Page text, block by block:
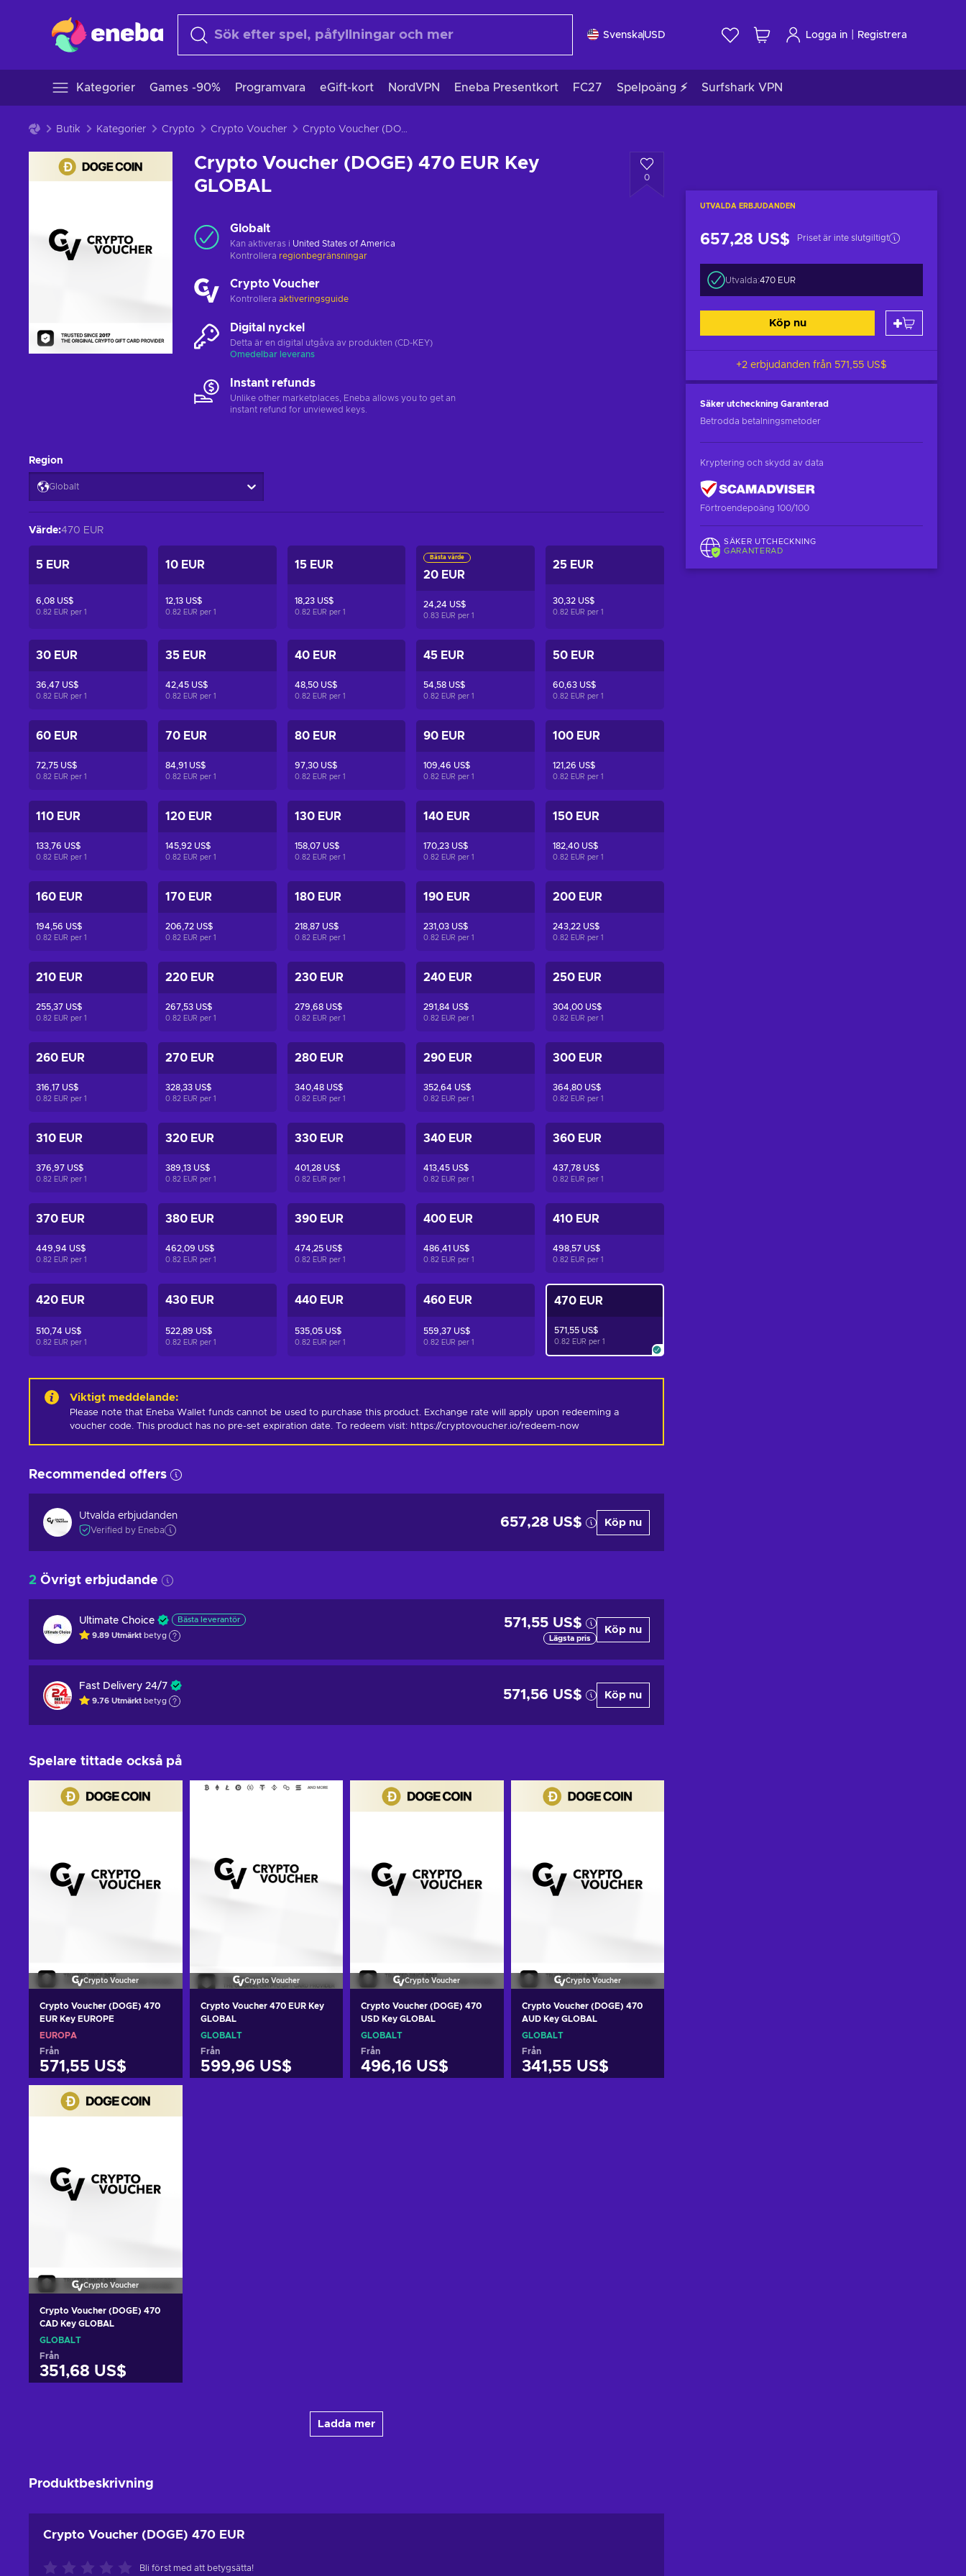
Svenska USD Logga in Registrera
Kategorier Games -90% Programvara eGift-kort NordVPN Eneba Presentkort FC27 Spelpoäng ⚡ Surfshark VPN
Butik Kategorier Crypto Crypto Voucher Crypto Voucher (DOGE) 470 EUR Key GLOBAL
Crypto Voucher (DOGE) 470 EUR Key
GLOBAL
0
UTVALDA ERBJUDANDEN
657,28 US$ Priset är inte slutgiltigt
Utvalda:470 EUR
Köp nu
+2 erbjudanden från 571,55 US$
Säker utcheckning Garanterad
Betrodda betalningsmetoder
Kryptering och skydd av data
Förtroendepoäng 100/100
SÄKER UTCHECKNING
GARANTERAD
Globalt
Kan aktiveras i United States of America
Kontrollera regionbegränsningar
Crypto Voucher
Kontrollera aktiveringsguide
Digital nyckel
Detta är en digital utgåva av produkten (CD-KEY)
Omedelbar leverans
Instant refunds
Unlike other marketplaces, Eneba allows you to get an
instant refund for unviewed keys.
Region
Globalt
Värde:470 EUR
5 EUR
6,08 US$
0.82 EUR per 1
10 EUR
12,13 US$
0.82 EUR per 1
15 EUR
18,23 US$
0.82 EUR per 1
Bästa värde
20 EUR
24,24 US$
0.83 EUR per1
25 EUR
30,32 US$
0.82 EUR per1
30 EUR
36,47 US$
0.82 EUR per 1
35 EUR
42,45 US$
0.82 EUR per 1
40 EUR
48,50 US$
0.82 EUR per 1
45 EUR
54,58 US$
0.82 EUR per1
50 EUR
60,63 US$
0.82 EUR per1
60 EUR
72,75 US$
0.82 EUR per 1
70 EUR
84,91 US$
0.82 EUR per 1
80 EUR
97,30 US$
0.82 EUR per 1
90 EUR
109,46 US$
0.82 EUR per1
100 EUR
121,26 US$
0.82 EUR per1
110 EUR
133,76 US$
0.82 EUR per 1
120 EUR
145,92 US$
0.82 EUR per 1
130 EUR
158,07 US$
0.82 EUR per 1
140 EUR
170,23 US$
0.82 EUR per1
150 EUR
182,40 US$
0.82 EUR per1
160 EUR
194,56 US$
0.82 EUR per 1
170 EUR
206,72 US$
0.82 EUR per 1
180 EUR
218,87 US$
0.82 EUR per 1
190 EUR
231,03 US$
0.82 EUR per1
200 EUR
243,22 US$
0.82 EUR per1
210 EUR
255,37 US$
0.82 EUR per 1
220 EUR
267,53 US$
0.82 EUR per 1
230 EUR
279,68 US$
0.82 EUR per 1
240 EUR
291,84 US$
0.82 EUR per1
250 EUR
304,00 US$
0.82 EUR per1
260 EUR
316,17 US$
0.82 EUR per 1
270 EUR
328,33 US$
0.82 EUR per 1
280 EUR
340,48 US$
0.82 EUR per 1
290 EUR
352,64 US$
0.82 EUR per1
300 EUR
364,80 US$
0.82 EUR per1
310 EUR
376,97 US$
0.82 EUR per 1
320 EUR
389,13 US$
0.82 EUR per 1
330 EUR
401,28 US$
0.82 EUR per 1
340 EUR
413,45 US$
0.82 EUR per1
360 EUR
437,78 US$
0.82 EUR per1
370 EUR
449,94 US$
0.82 EUR per 1
380 EUR
462,09 US$
0.82 EUR per 1
390 EUR
474,25 US$
0.82 EUR per 1
400 EUR
486,41 US$
0.82 EUR per1
410 EUR
498,57 US$
0.82 EUR per1
420 EUR
510,74 US$
0.82 EUR per 1
430 EUR
522,89 US$
0.82 EUR per 1
440 EUR
535,05 US$
0.82 EUR per 1
460 EUR
559,37 US$
0.82 EUR per1
470 EUR
571,55 US$
0.82 EUR per1
Viktigt meddelande:
Please note that Eneba Wallet funds cannot be used to purchase this product. Exchange rate will apply upon redeeming a
voucher code. This product has no pre-set expiration date. To redeem visit: https://cryptovoucher.io/redeem-now
Recommended offers
Utvalda erbjudanden
Verified by Eneba
657,28 US$ Köp nu
2 Övrigt erbjudande
Ultimate Choice Bästa leverantör
9.89 Utmärkt betyg
571,55 US$
Lägsta pris
Köp nu
Fast Delivery 24/7
9.76 Utmärkt betyg 571,56 US$ Köp nu
Spelare tittade också på
Crypto Voucher
Crypto Voucher (DOGE) 470
EUR Key EUROPE
EUROPA
Från
571,55 US$
Lägg till i varukorgen
Crypto Voucher
Crypto Voucher 470 EUR Key
GLOBAL
GLOBALT
Från
599,96 US$
Crypto Voucher
Crypto Voucher (DOGE) 470
USD Key GLOBAL
GLOBALT
Från
496,16 US$
Crypto Voucher
Crypto Voucher (DOGE) 470
AUD Key GLOBAL
GLOBALT
Från
341,55 US$
Crypto Voucher
Crypto Voucher (DOGE) 470
CAD Key GLOBAL
GLOBALT
Från
351,68 US$
Ladda mer
Produktbeskrivning
Crypto Voucher (DOGE) 470 EUR
Bli först med att betygsätta!